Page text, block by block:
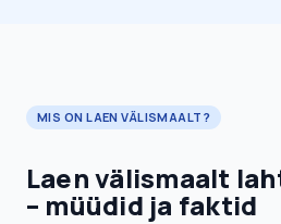
MIS ON LAEN VÄLISMAALT?
Laen välismaalt
– müüdid ja faktid